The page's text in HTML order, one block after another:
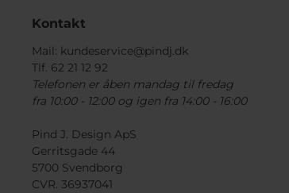
Kontakt
Mail: kundeservice@pindj.dk
Tlf. 62 21 12 92
Telefonen er åben mandag til fredag
fra 10:00 - 12:00 og igen fra 14:00 - 16:00
Pind J. Design ApS
Gerritsgade 44
5700 Svendborg
CVR. 36937041